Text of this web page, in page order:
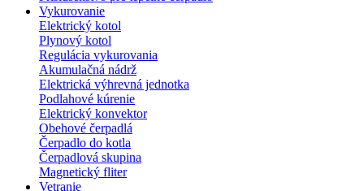
Vykurovanie
Elektrický kotol
Plynový kotol
Regulácia vykurovania
Akumulačná nádrž
Elektrická výhrevná jednotka
Podlahové kúrenie
Elektrický konvektor
Obehové čerpadlá
Čerpadlo do kotla
Čerpadlová skupina
Magnetický fliter
Vetranie